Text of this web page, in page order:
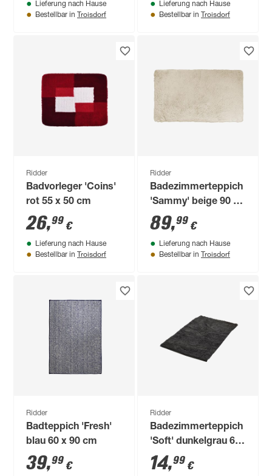
Lieferung nach Hause
Bestellbar in Troisdorf
Lieferung nach Hause
Bestellbar in Troisdorf
Ridder
Badvorleger 'Coins'
rot 55 x 50 cm
26,99 €
Lieferung nach Hause
Bestellbar in Troisdorf
Ridder
Badezimmerteppich
'Sammy' beige 90 x
60 cm
89,99 €
Lieferung nach Hause
Bestellbar in Troisdorf
Ridder
Badteppich 'Fresh'
blau 60 x 90 cm
39,99 €
Ridder
Badezimmerteppich
'Soft' dunkelgrau 65
x 45 cm
14,99 €